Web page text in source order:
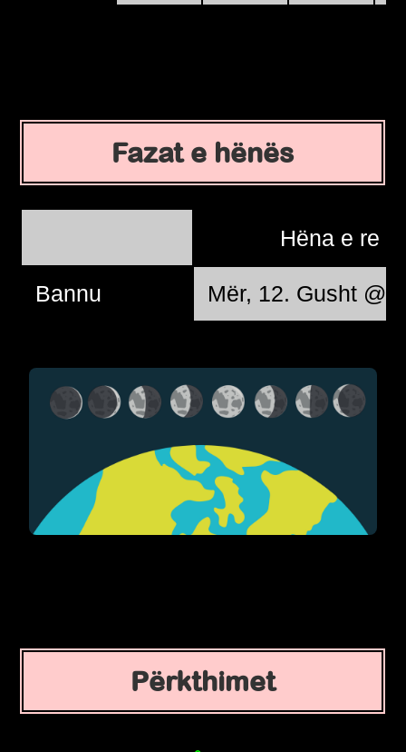
Fazat e hënës
Hëna e re
Bannu Mër, 12. Gusht @
Përkthimet